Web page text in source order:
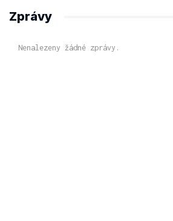
Zprávy
Nenalezeny žádné zprávy.